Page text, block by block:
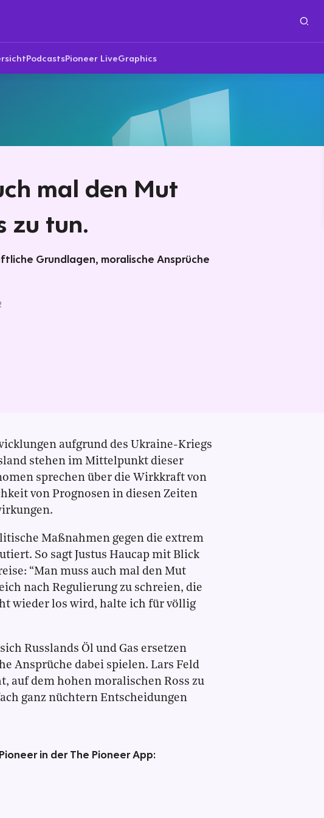
PodcastsPioneer LiveGraphics
mal den Mut
zu tun.
Grundlagen, moralische Ansprüche
aufgrund des Ukraine-Kriegs
stehen im Mittelpunkt dieser
sprechen über die Wirkkraft von
von Prognosen in diesen Zeiten
Maßnahmen gegen die extrem
So sagt Justus Haucap mit Blick
“Man muss auch mal den Mut
nach Regulierung zu schreien, die
wieder los wird, halte ich für völlig
Russlands Öl und Gas ersetzen
Ansprüche dabei spielen. Lars Feld
auf dem hohen moralischen Ross zu
ganz nüchtern Entscheidungen
in der The Pioneer App: